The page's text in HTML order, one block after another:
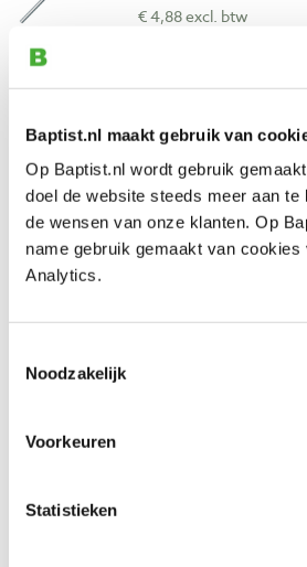
Baptist.nl maakt gebruik van
Op Baptist.nl wordt gebruik
doel de website steeds meer aan te
de wensen van onze klanten. Op
name gebruik gemaakt van cookies
Analytics.
Noodzakelijk
Voorkeuren
Statistieken
€ 4,88 excl. btw
PB
Artikelnummer: 102483
€ 6,45 incl. btw
€ 5,33 excl. btw
PB